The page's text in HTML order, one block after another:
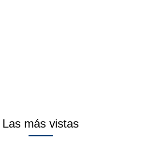
Las más vistas